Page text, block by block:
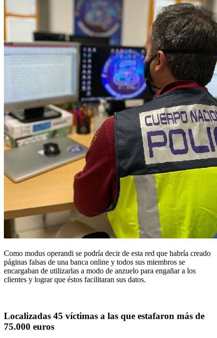
Como modus operandi se podría decir de esta red que habría creado
páginas falsas de una banca online y todos sus miembros se
encargaban de utilizarlas a modo de anzuelo para engañar a los
clientes y lograr que éstos facilitaran sus datos.
Localizadas 45 víctimas a las que estafaron más de
75.000 euros